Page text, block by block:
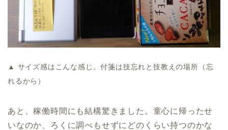
▲ サイズ感はこんな感じ。付箋は技忘れと技教えの場所（忘
れるから）
あと、稼働時間にも結構驚きました。童心に帰ったせ
いなのか、ろくに調べもせずにどのくらい持つのかな